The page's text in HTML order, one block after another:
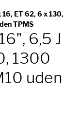
ET 62, 6 x 130,
TPMS
6,5 J
1300
uden